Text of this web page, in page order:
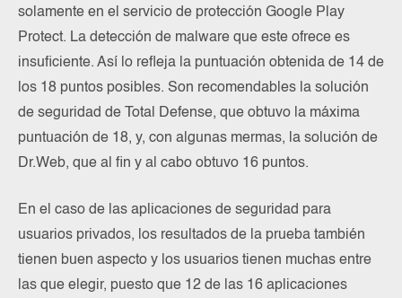
solamente en el servicio de protección Google Play
Protect. La detección de malware que este ofrece es
insuficiente. Así lo refleja la puntuación obtenida de 14 de
los 18 puntos posibles. Son recomendables la solución
de seguridad de Total Defense, que obtuvo la máxima
puntuación de 18, y, con algunas mermas, la solución de
Dr.Web, que al fin y al cabo obtuvo 16 puntos.
En el caso de las aplicaciones de seguridad para
usuarios privados, los resultados de la prueba también
tienen buen aspecto y los usuarios tienen muchas entre
las que elegir, puesto que 12 de las 16 aplicaciones